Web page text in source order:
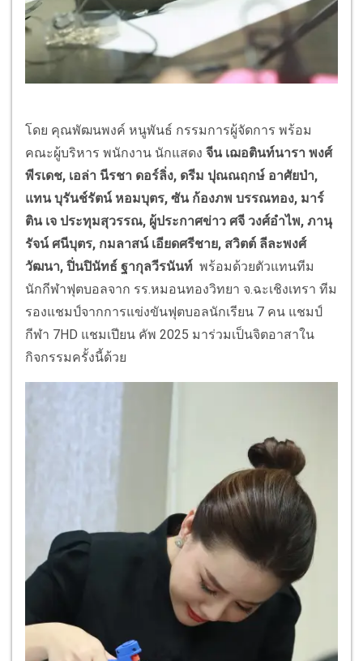
โดย คุณพัฒนพงค์ หนูพันธ์ กรรมการผู้จัดการ พร้อม
คณะผู้บริหาร พนักงาน นักแสดง จีน เฌอตินท์นารา พงศ์
พีรเดช, เอล่า นีรชา ดอร์ลิ่ง, ดรีม ปุณณฤกษ์ อาศัยป่า,
แทน บุรันช์รัตน์ หอมบุตร, ซัน ก้องภพ บรรณทอง, มาร์
ติน เจ ประทุมสุวรรณ, ผู้ประกาศข่าว ศจี วงศ์อำไพ, ภานุ
รัจน์ ศนีบุตร, กมลาสน์ เอียดศรีชาย, สวิตต์ ลีละพงศ์
วัฒนา, ปิ่นปินัทธ์ ฐากุลวีรนันท์ พร้อมด้วยตัวแทนทีม
นักกีฬาฟุตบอลจาก รร.หมอนทองวิทยา จ.ฉะเชิงเทรา ทีม
รองแชมป์จากการแข่งขันฟุตบอลนักเรียน 7 คน แชมป์
กีฬา 7HD แชมเปียน คัพ 2025 มาร่วมเป็นจิตอาสาใน
กิจกรรมครั้งนี้ด้วย